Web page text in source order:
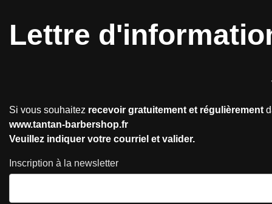
Lettre
Si vous souhaitez recevoir gratuitement et régulièrement
www.tantan-barbershop.fr
Veuillez indiquer votre courriel et valider.
Inscription à la newsletter